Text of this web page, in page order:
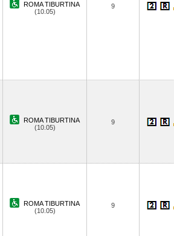
ROMA TIBURTINA
(10.05)
9
ROMA TIBURTINA
(10.05)
9
ROMA TIBURTINA
(10.05)
9